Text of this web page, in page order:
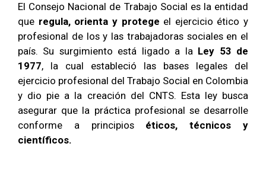
El Consejo Nacional de Trabajo Social es la entidad
que regula, orienta y protege el ejercicio ético y
profesional de los y las trabajadoras sociales en el
país. Su surgimiento está ligado a la Ley 53 de
1977, la cual estableció las bases legales del
ejercicio profesional del Trabajo Social en Colombia
y dio pie a la creación del CNTS. Esta ley busca
asegurar que la práctica profesional se desarrolle
conforme a principios éticos, técnicos y
científicos.